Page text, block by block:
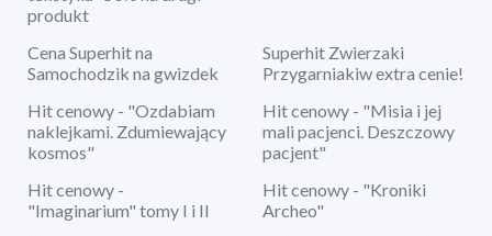
produkt
Cena Superhit na
Samochodzik na gwizdek
Superhit Zwierzaki
Przygarniakiw extra cenie!
Hit cenowy - "Ozdabiam
naklejkami. Zdumiewający
kosmos"
Hit cenowy - "Misia i jej
mali pacjenci. Deszczowy
pacjent"
Hit cenowy -
"Imaginarium" tomy I i II
Hit cenowy - "Kroniki
Archeo"